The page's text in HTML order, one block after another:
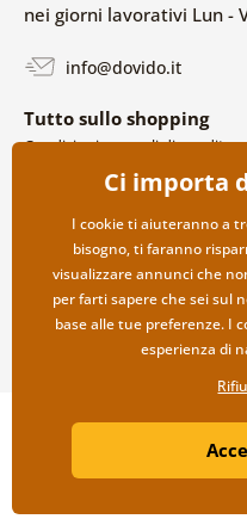
nei giorni lavorativi Lun -
info@dovido.it
Tutto sullo shopping
Condizioni generali di vendita e
Politica sulla privacy
Opzioni di spedizione e
pagamento
Reso della merce
Copyright
Ci importa
I cookie ti aiuteranno a
bisogno, ti faranno
visualizzare annunci che
per farti sapere che sei sul
base alle tue preferenze. I
esperienza di